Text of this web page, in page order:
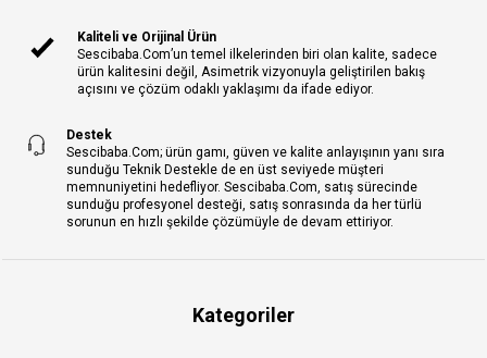
Kaliteli ve Orijinal Ürün
Sescibaba.Com’un temel ilkelerinden biri olan kalite, sadece
ürün kalitesini değil, Asimetrik vizyonuyla geliştirilen bakış
açısını ve çözüm odaklı yaklaşımı da ifade ediyor.
Destek
Sescibaba.Com; ürün gamı, güven ve kalite anlayışının yanı sıra
sunduğu Teknik Destekle de en üst seviyede müşteri
memnuniyetini hedefliyor. Sescibaba.Com, satış sürecinde
sunduğu profesyonel desteği, satış sonrasında da her türlü
sorunun en hızlı şekilde çözümüyle de devam ettiriyor.
Kategoriler